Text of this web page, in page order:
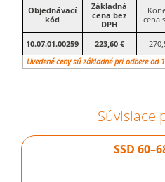
Objednávací
kód
Základná
cena bez
DPH
cena
10.07.01.00259 223,60 €
Uvedené ceny sú základné pri odbere
Súvisiace
SSD